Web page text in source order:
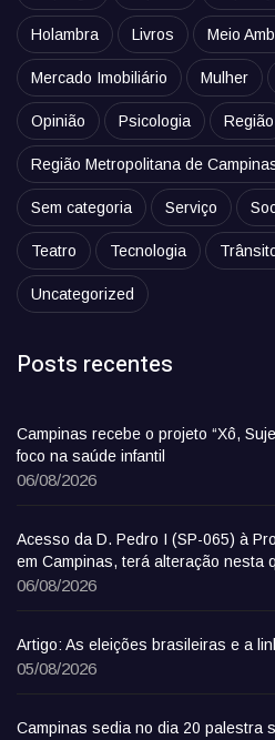
Holambra Livros Meio
Mercado Imobiliário Mulher
Opinião Psicologia Região
Região Metropolitana de
Sem categoria Serviço
Teatro Tecnologia
Uncategorized
Posts recentes
Campinas recebe o projeto “Xô,
foco na saúde infantil
06/08/2026
Acesso da D. Pedro I (SP-065) à
em Campinas, terá alteração nesta
06/08/2026
Artigo: As eleições brasileiras e a
05/08/2026
Campinas sedia no dia 20 palestra